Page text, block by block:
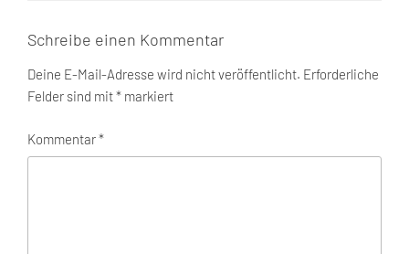
Schreibe einen Kommentar
Deine E-Mail-Adresse wird nicht veröffentlicht. Erforderliche
Felder sind mit* markiert
Kommentar*